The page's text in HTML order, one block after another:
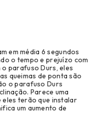
em média 6 segundos
o tempo e prejuízo com
o parafuso Durs, eles
queimas de ponta são
o parafuso Durs
Parece uma
eles terão que instalar
um aumento de
(28)
(8)
(1)